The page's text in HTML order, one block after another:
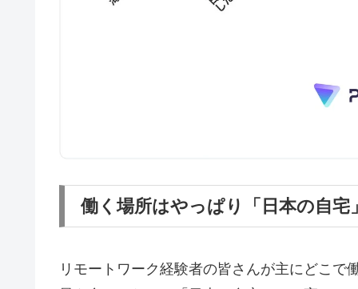
働く場所はやっぱり「日本の自宅
リモートワーク経験者の皆さんが主にどこ